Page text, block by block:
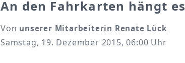
An den Fahrkarten hängt es
Von unserer Mitarbeiterin Renate Lück
Samstag, 19. Dezember 2015, 06:00 Uhr